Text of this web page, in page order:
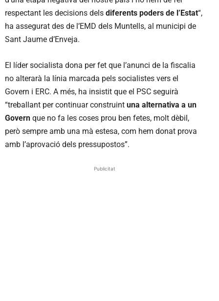
respectant les decisions dels diferents poders de l’Estat“,
ha assegurat des de l’EMD dels Muntells, al municipi de
Sant Jaume d’Enveja.
El líder socialista dona per fet que l’anunci de la fiscalia
no alterarà la línia marcada pels socialistes vers el
Govern i ERC. A més, ha insistit que el PSC seguirà
“treballant per continuar construint una alternativa a un
Govern que no fa les coses prou ben fetes, molt dèbil,
però sempre amb una mà estesa, com hem donat prova
amb l’aprovació dels pressupostos”.
Publicitat